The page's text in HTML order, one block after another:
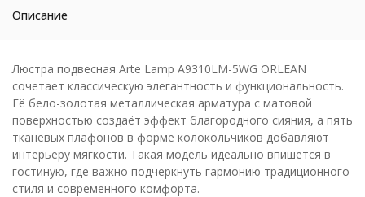
Описание
Люстра подвесная Arte Lamp A9310LM-5WG ORLEAN
сочетает классическую элегантность и функциональность.
Её бело-золотая металлическая арматура с матовой
поверхностью создаёт эффект благородного сияния, а пять
тканевых плафонов в форме колокольчиков добавляют
интерьеру мягкости. Такая модель идеально впишется в
гостиную, где важно подчеркнуть гармонию традиционного
стиля и современного комфорта.